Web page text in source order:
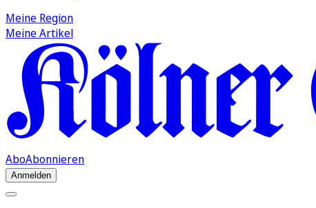
Meine Region
Meine Artikel
AboAbonnieren
Anmelden